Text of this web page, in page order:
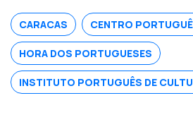
CARACAS CENTRO
HORA DOS PORTUGUESES
INSTITUTO PORTUGUÊS DE